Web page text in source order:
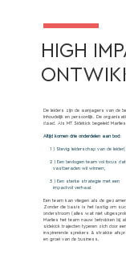
HIGH
De leiders zijn de aanjagers van de
Inhoudelijk en persoonlijk. De
daad. Als MT Sidekick begeleid
Altijd komen drie onderdelen aan bod:
1 ) Stevig leiderschap van de
2 ) Een bevlogen team vol focus dat
vastberaden wil winnen;
3 ) Een sterke strategie met een
impactvol verhaal.
Een team kan vliegen als de
Zonder die basis is het lastig om
onderstroom (alles wat niet
Marlies het team nauw betrokken bij
sidekick trajecten typeren zich door
inspirerende sprekers & strakke
en groei van de business.